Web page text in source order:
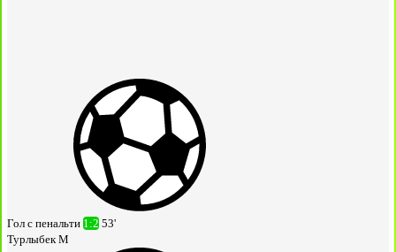
Гол с пенальти 1:2 53'
Турлыбек М